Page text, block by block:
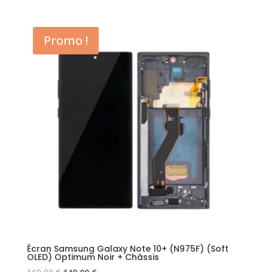
était :
360,00 €.
est :
Promo !
Écran Samsung Galaxy Note 10+ (N975F) (Soft
OLED) Optimum Noir + Châssis